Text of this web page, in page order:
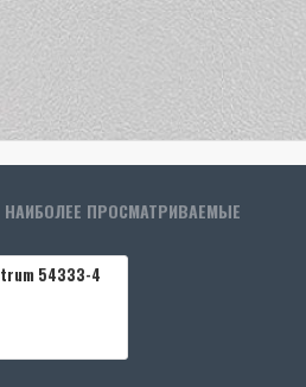
НАИБОЛЕЕ ПРОСМАТРИВАЕМЫЕ
54333-4